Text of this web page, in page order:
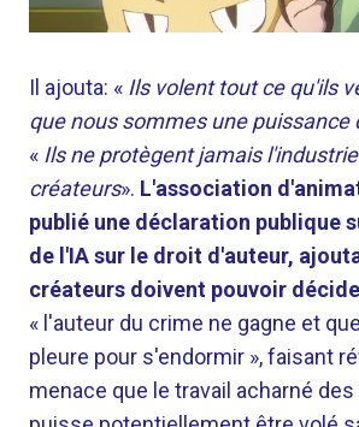
Il ajouta: « Ils volent tout ce qu'ils
que nous sommes une puissance
« Ils ne protègent jamais
créateurs». L'association
publié une déclaration publique
de l'IA sur le droit d'auteur,
créateurs doivent pouvoir
« l'auteur du crime ne gagne et
pleure pour s'endormir », faisant
menace que le travail acharné